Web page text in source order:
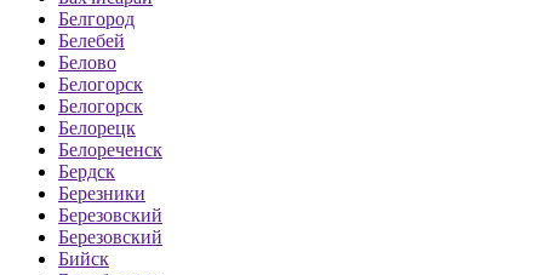
Белгород
Белебей
Белово
Белогорск
Белогорск
Белорецк
Белореченск
Бердск
Березники
Березовский
Березовский
Бийск